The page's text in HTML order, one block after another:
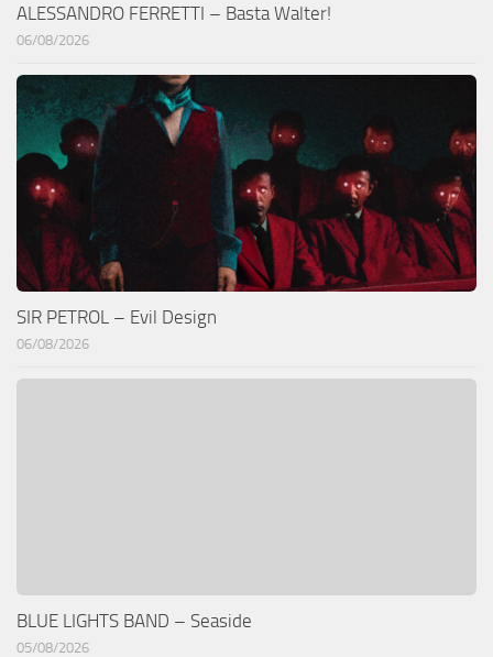
ALESSANDRO FERRETTI – Basta Walter!
06/08/2026
SIR PETROL – Evil Design
06/08/2026
BLUE LIGHTS BAND – Seaside
05/08/2026